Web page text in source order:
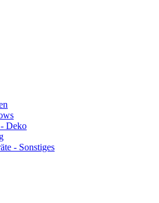
Deko
- Sonstiges